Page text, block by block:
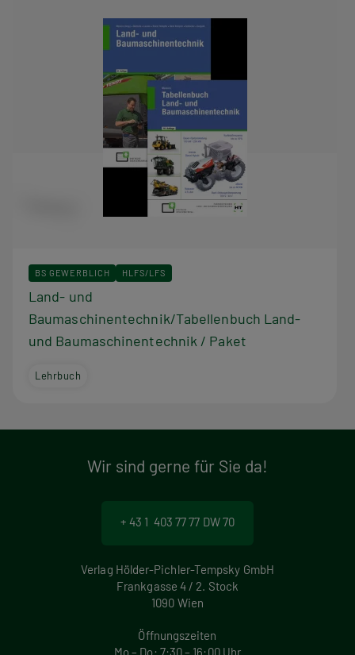
BS GEWERBLICH HLFS/LFS
Land- und
Baumaschinentechnik/Tabellenbuch Land-
und Baumaschinentechnik / Paket
Lehrbuch
Wir sind gerne für Sie da!
+ 43 1 403 77 77 DW 70
Verlag Hölder-Pichler-Tempsky GmbH
Frankgasse 4 / 2. Stock
1090 Wien
Öffnungszeiten
Mo – Do: 7:30 – 16:00 Uhr